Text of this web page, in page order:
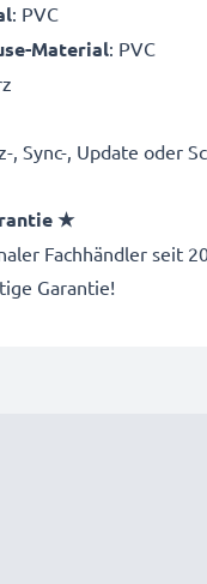
: PVC
Material: PVC
, Sync-, Update oder
★
Fachhändler seit
Garantie!